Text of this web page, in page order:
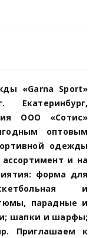
«Garna Sport»
ООО «Сотис»
оптовым
одежды
и на
форма для
и
парадные и
шапки и шарфы;
Приглашаем к